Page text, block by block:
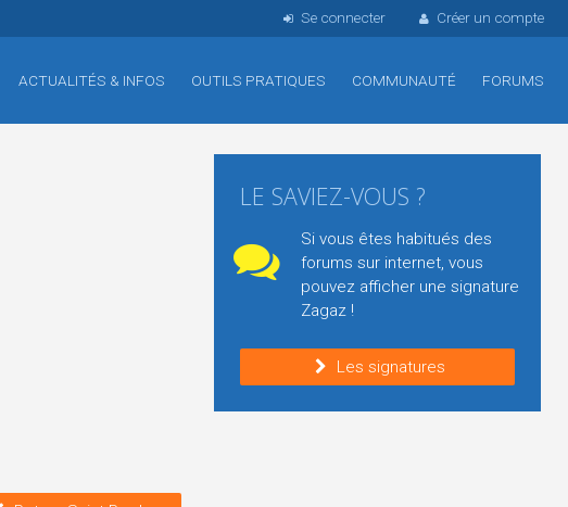
Se connecter Créer un compte
ACTUALITÉS & INFOS OUTILS PRATIQUES COMMUNAUTÉ FORUMS
LE SAVIEZ-VOUS ?
Si vous êtes habitués des
forums sur internet, vous
pouvez afficher une signature
Zagaz !
Les signatures